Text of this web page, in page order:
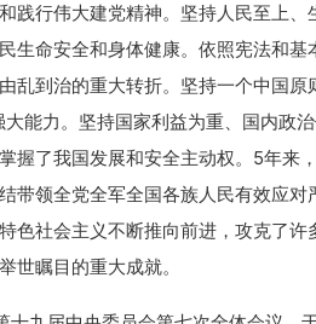
践行伟大建党精神。坚持人民至上
生命安全和身体健康。依照宪法和
乱到治的重大转折。坚持一个中国
大能力。坚持国家利益为重、国内政
握了我国发展和安全主动权。5年来
带领全党全军全国各族人民有效应
色社会主义不断推向前进，攻克了
世瞩目的重大成就。